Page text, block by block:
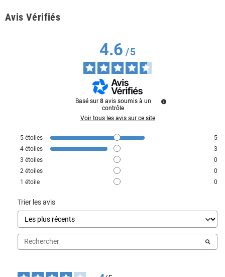
Avis Vérifiés
4.6/5
Basé sur 8 avis soumis à un
contrôle
Voir tous les avis sur ce site
5 étoiles
5
4 étoiles
3
3 étoiles
0
2 étoiles
0
1 étoile 0
Trier les avis